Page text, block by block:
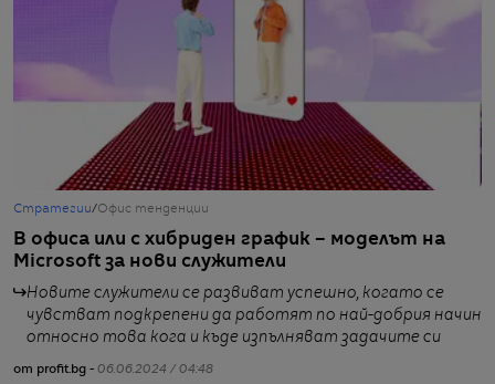
Стратегии/Офис тенденции
В офиса или с хибриден график – моделът на
Microsoft за нови служители
Новите служители се развиват успешно, когато се
чувстват подкрепени да работят по най-добрия начин
относно това кога и къде изпълняват задачите си
от profit.bg - 06.06.2024 / 04:48